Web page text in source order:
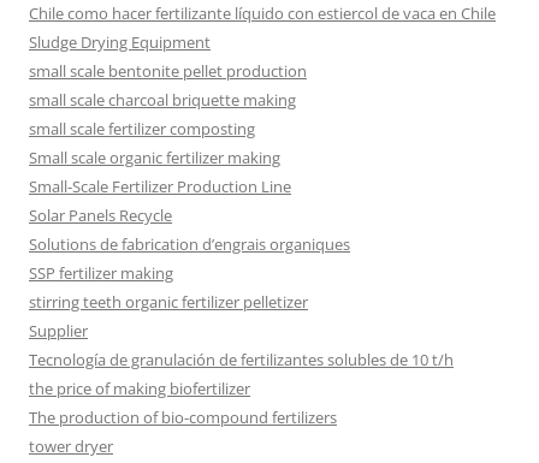
Chile como hacer fertilizante líquido con estiercol de vaca en Chile
Sludge Drying Equipment
small scale bentonite pellet production
small scale charcoal briquette making
small scale fertilizer composting
Small scale organic fertilizer making
Small-Scale Fertilizer Production Line
Solar Panels Recycle
Solutions de fabrication d’engrais organiques
SSP fertilizer making
stirring teeth organic fertilizer pelletizer
Supplier
Tecnología de granulación de fertilizantes solubles de 10 t/h
the price of making biofertilizer
The production of bio-compound fertilizers
tower dryer